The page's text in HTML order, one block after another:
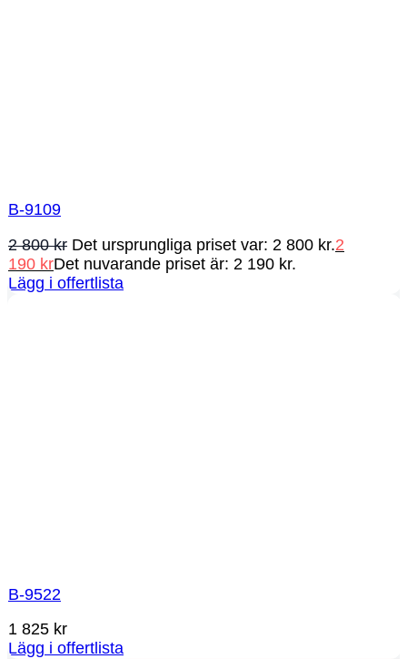
B-9109
2 800kr Det ursprungliga priset var: 2 800 kr.2
190 krDet nuvarande priset är: 2 190 kr.
Lägg i offertlista
B-9522
1 825 kr
Lägg i offertlista